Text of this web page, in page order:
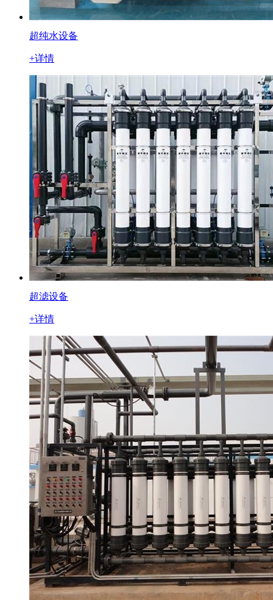
超纯水设备
+详情
超滤设备
+详情